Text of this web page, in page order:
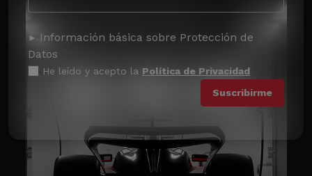
Información básica sobre Protección de
Datos
He leído y acepto la Política de Privacidad